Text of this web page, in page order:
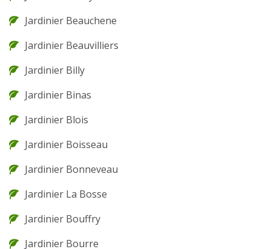
Jardinier Beauchene
Jardinier Beauvilliers
Jardinier Billy
Jardinier Binas
Jardinier Blois
Jardinier Boisseau
Jardinier Bonneveau
Jardinier La Bosse
Jardinier Bouffry
Jardinier Bourre